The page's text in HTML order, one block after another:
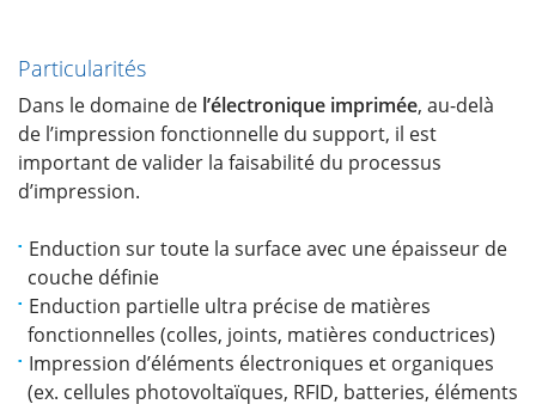
Particularités
Dans le domaine de l’électronique imprimée, au-delà
de l’impression fonctionnelle du support, il est
important de valider la faisabilité du processus
d’impression.
Enduction sur toute la surface avec une épaisseur de
couche définie
Enduction partielle ultra précise de matières
fonctionnelles (colles, joints, matières conductrices)
Impression d’éléments électroniques et organiques
(ex. cellules photovoltaïques, RFID, batteries, éléments